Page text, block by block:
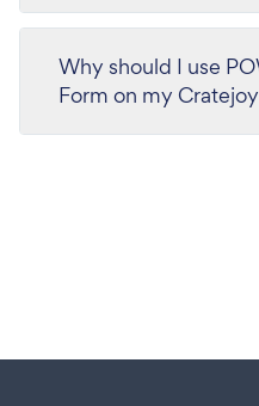
Why should I use
Form on my